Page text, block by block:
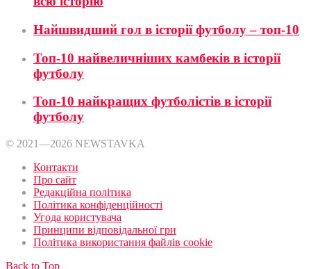
Найшвидший гол в історії футболу – топ-10
Топ-10 найвеличніших камбеків в історії
футболу
Топ-10 найкращих футболістів в історії
футболу
© 2021—2026 NEWSTAVKA
Контакти
Про сайт
Редакційна політика
Політика конфіденційності
Угода користувача
Принципи відповідальної гри
Політика використання файлів cookie
Back to Top